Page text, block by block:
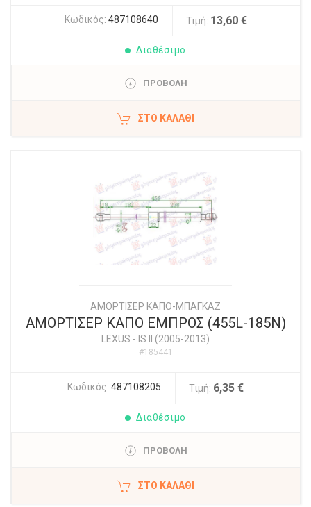
Κωδικός: 487108640 Τιμή: 13,60 €
Διαθέσιμο
ΠΡΟΒΟΛΗ
ΣΤΟ ΚΑΛΆΘΙ
ΑΜΟΡΤΙΣΕΡ ΚΑΠΟ-ΜΠΑΓΚΑΖ
ΑΜΟΡΤΙΣΕΡ ΚΑΠΟ ΕΜΠΡΟΣ (455L-185N)
LEXUS - IS II (2005-2013)
#185441
Κωδικός: 487108205 Τιμή: 6,35 €
Διαθέσιμο
ΠΡΟΒΟΛΗ
ΣΤΟ ΚΑΛΆΘΙ